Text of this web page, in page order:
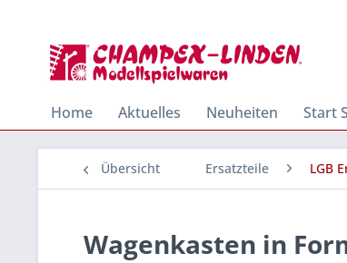
Home Aktuelles Neuheiten Start
Übersicht Ersatzteile LGB
Wagenkasten in